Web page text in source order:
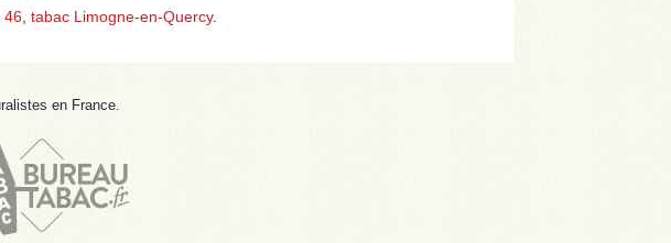
46 tabac Limogne-en-Quercy.
en France.